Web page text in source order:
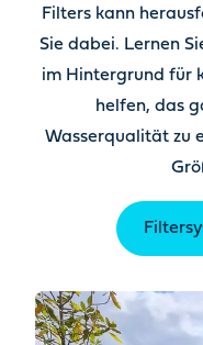
Filters kann
Sie dabei. Lernen
im Hintergrund für
helfen, das
Wasserqualität zu